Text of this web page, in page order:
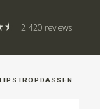
2.420 reviews